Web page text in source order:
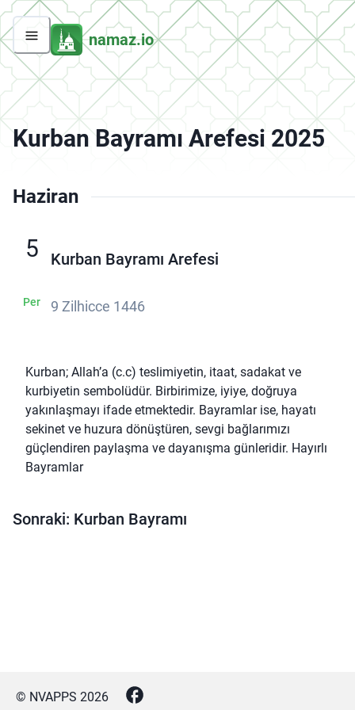
namaz.io
Kurban Bayramı Arefesi 2025
Haziran
5
Per
Kurban Bayramı Arefesi
9 Zilhicce 1446
Kurban; Allah’a (c.c) teslimiyetin, itaat, sadakat ve
kurbiyetin sembolüdür. Birbirimize, iyiye, doğruya
yakınlaşmayı ifade etmektedir. Bayramlar ise, hayatı
sekinet ve huzura dönüştüren, sevgi bağlarımızı
güçlendiren paylaşma ve dayanışma günleridir. Hayırlı
Bayramlar
Sonraki: Kurban Bayramı
© NVAPPS 2026